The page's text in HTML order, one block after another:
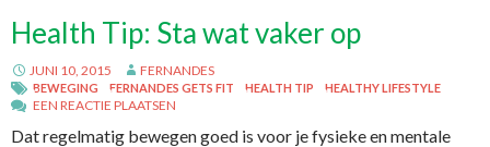
Health Tip: Sta wat vaker op
JUNI 10, 2015 FERNANDES
BEWEGING FERNANDES GETS FIT HEALTH TIP HEALTHY LIFESTYLE
EEN REACTIE PLAATSEN
Dat regelmatig bewegen goed is voor je fysieke en mentale